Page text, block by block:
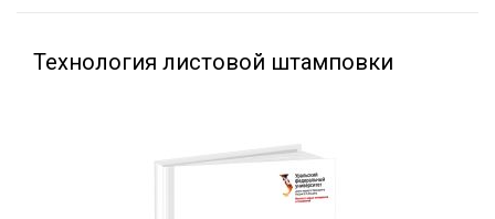
Технология листовой штамповки